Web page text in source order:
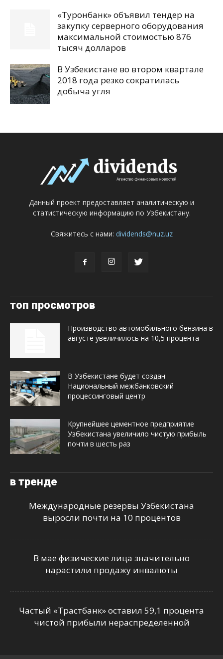
«Туронбанк» объявил тендер на
закупку серверного оборудования
максимальной стоимостью 876
тысяч долларов
В Узбекистане во втором квартале
2018 года резко сократилась
добыча угля
Данный проект предоставляет аналитическую и
статистическую информацию по Узбекистану.
Свяжитесь с нами: dividends@nuz.uz
топ просмотров
Производство автомобильного бензина в
августе увеличилось на 10,5 процента
В Узбекистане будет создан
Национальный межбанковский
процессинговый центр
Крупнейшее цементное предприятие
Узбекистана увеличило чистую прибыль
почти в шесть раз
в тренде
Международные резервы Узбекистана
выросли почти на 10 процентов
В мае физические лица значительно
нарастили продажу инвалюты
Частый «Трастбанк» оставил 59,1 процента
чистой прибыли нераспределенной